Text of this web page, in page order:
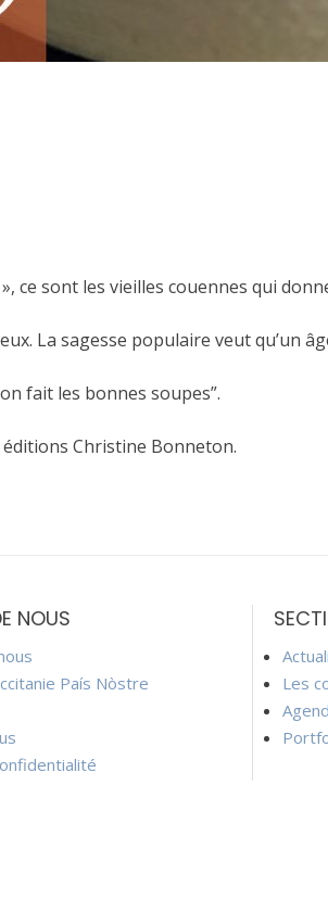
ce sont les vieilles couennes qui
La sagesse populaire veut qu’un
fait les bonnes soupes”.
Christine Bonneton.
NOUS
País Nòstre
Les